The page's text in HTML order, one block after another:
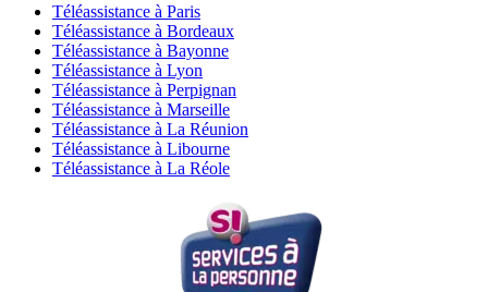
Téléassistance à Paris
Téléassistance à Bordeaux
Téléassistance à Bayonne
Téléassistance à Lyon
Téléassistance à Perpignan
Téléassistance à Marseille
Téléassistance à La Réunion
Téléassistance à Libourne
Téléassistance à La Réole